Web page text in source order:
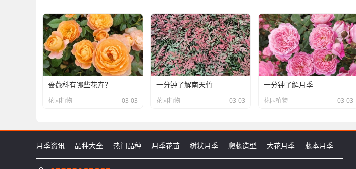
蔷薇科有哪些花卉？
花园植物 03-03
一分钟了解南天竹
花园植物 03-03
一分钟了解月季
花园植物 03-03
月季资讯 品种大全 热门品种 月季花苗 树状月季 爬藤造型 大花月季 藤本月季